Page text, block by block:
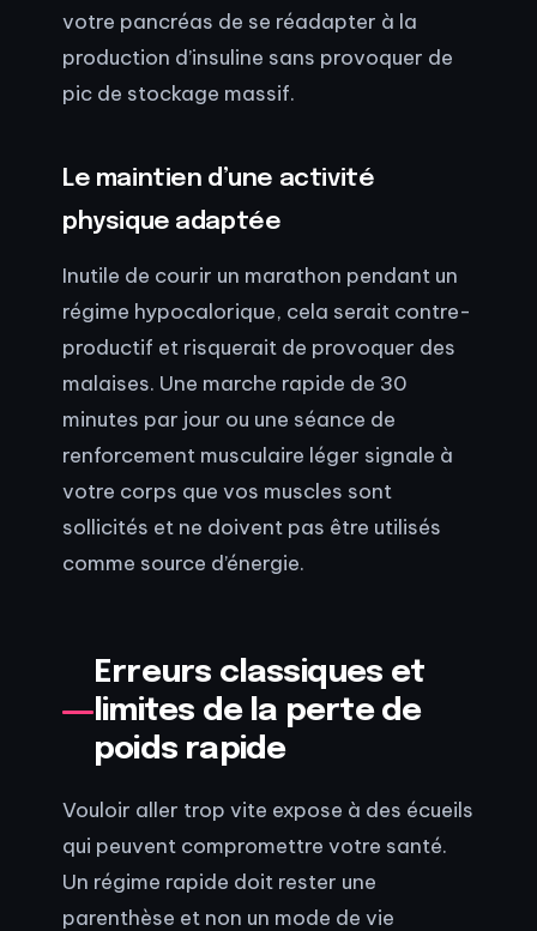
votre pancréas de se réadapter à la
production d’insuline sans provoquer de
pic de stockage massif.
Le maintien d’une activité
physique adaptée
Inutile de courir un marathon pendant un
régime hypocalorique, cela serait contre-
productif et risquerait de provoquer des
malaises. Une marche rapide de 30
minutes par jour ou une séance de
renforcement musculaire léger signale à
votre corps que vos muscles sont
sollicités et ne doivent pas être utilisés
comme source d’énergie.
Erreurs classiques et
limites de la perte de
poids rapide
Vouloir aller trop vite expose à des écueils
qui peuvent compromettre votre santé.
Un régime rapide doit rester une
parenthèse et non un mode de vie